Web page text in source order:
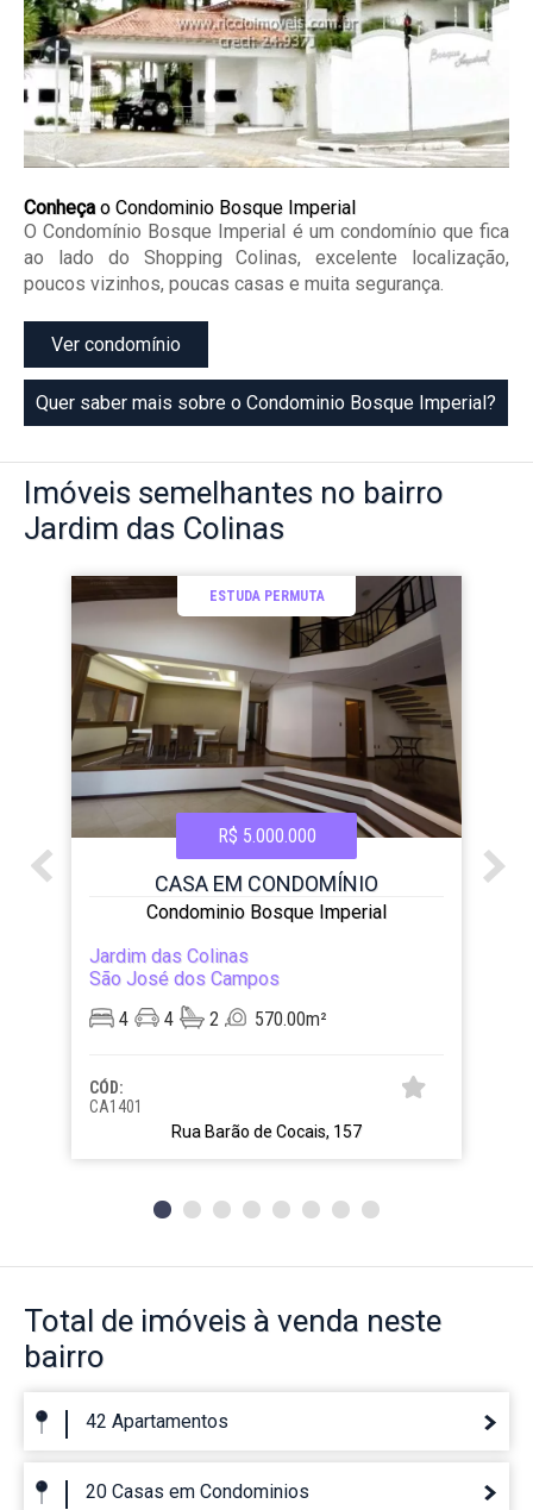
Conheçao Condominio Bosque Imperial
O Condomínio Bosque Imperial é um condomínio que fica
ao lado do Shopping Colinas, excelente localização,
poucos vizinhos, poucas casas e muita segurança.
Ver condomínio
Quer saber mais sobre o Condominio Bosque Imperial?
Imóveis semelhantes no bairro
Jardim das Colinas
ESTUDA PERMUTA
R$ 5.000.000
CASA EM CONDOMÍNIO
Condominio Bosque Imperial
Jardim das Colinas
São José dos Campos
4
4 2 570.00m²
CÓD:
CA1401
Rua Barão de Cocais, 157
Total de imóveis à venda neste
bairro
42 Apartamentos
20 Casas em Condominios